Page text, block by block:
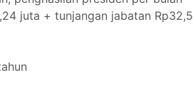
juta + tunjangan jabatan Rp32,5